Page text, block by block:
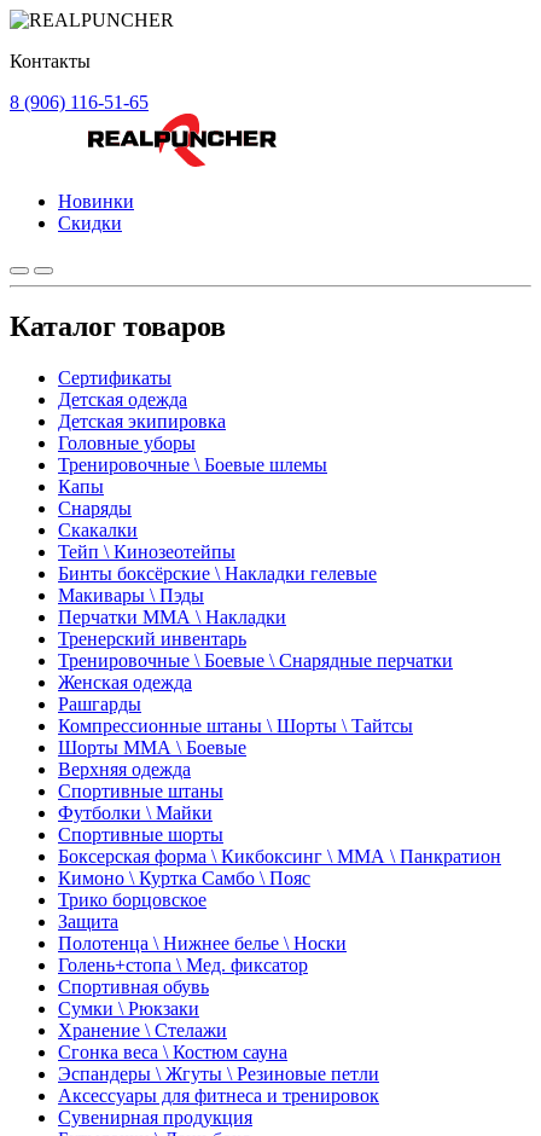
Контакты
8 (906) 116-51-65
Новинки
Скидки
Каталог товаров
Сертификаты
Детская одежда
Детская экипировка
Головные уборы
Тренировочные \ Боевые шлемы
Капы
Снаряды
Скакалки
Тейп \ Кинозеотейпы
Бинты боксёрские \ Накладки гелевые
Макивары \ Пэды
Перчатки ММА \ Накладки
Тренерский инвентарь
Тренировочные \ Боевые \ Снарядные перчатки
Женская одежда
Рашгарды
Компрессионные штаны \ Шорты \ Тайтсы
Шорты ММА \ Боевые
Верхняя одежда
Спортивные штаны
Футболки \ Майки
Спортивные шорты
Боксерская форма \ Кикбоксинг \ ММА \ Панкратион
Кимоно \ Куртка Самбо \ Пояс
Трико борцовское
Защита
Полотенца \ Нижнее белье \ Носки
Голень+стопа \ Мед. фиксатор
Спортивная обувь
Сумки \ Рюкзаки
Хранение \ Стелажи
Сгонка веса \ Костюм сауна
Эспандеры \ Жгуты \ Резиновые петли
Аксессуары для фитнеса и тренировок
Сувенирная продукция